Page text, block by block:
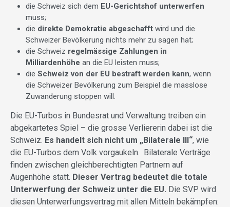
die Schweiz sich dem EU-Gerichtshof unterwerfen
muss;
die direkte Demokratie abgeschafft wird und die
Schweizer Bevölkerung nichts mehr zu sagen hat;
die Schweiz regelmässige Zahlungen in
Milliardenhöhe an die EU leisten muss;
die Schweiz von der EU bestraft werden kann, wenn
die Schweizer Bevölkerung zum Beispiel die masslose
Zuwanderung stoppen will.
Die EU-Turbos in Bundesrat und Verwaltung treiben ein
abgekartetes Spiel – die grosse Verliererin dabei ist die
Schweiz. Es handelt sich nicht um „Bilaterale III“, wie
die EU-Turbos dem Volk vorgaukeln. Bilaterale Verträge
finden zwischen gleichberechtigten Partnern auf
Augenhöhe statt. Dieser Vertrag bedeutet die totale
Unterwerfung der Schweiz unter die EU. Die SVP wird
diesen Unterwerfungsvertrag mit allen Mitteln bekämpfen: